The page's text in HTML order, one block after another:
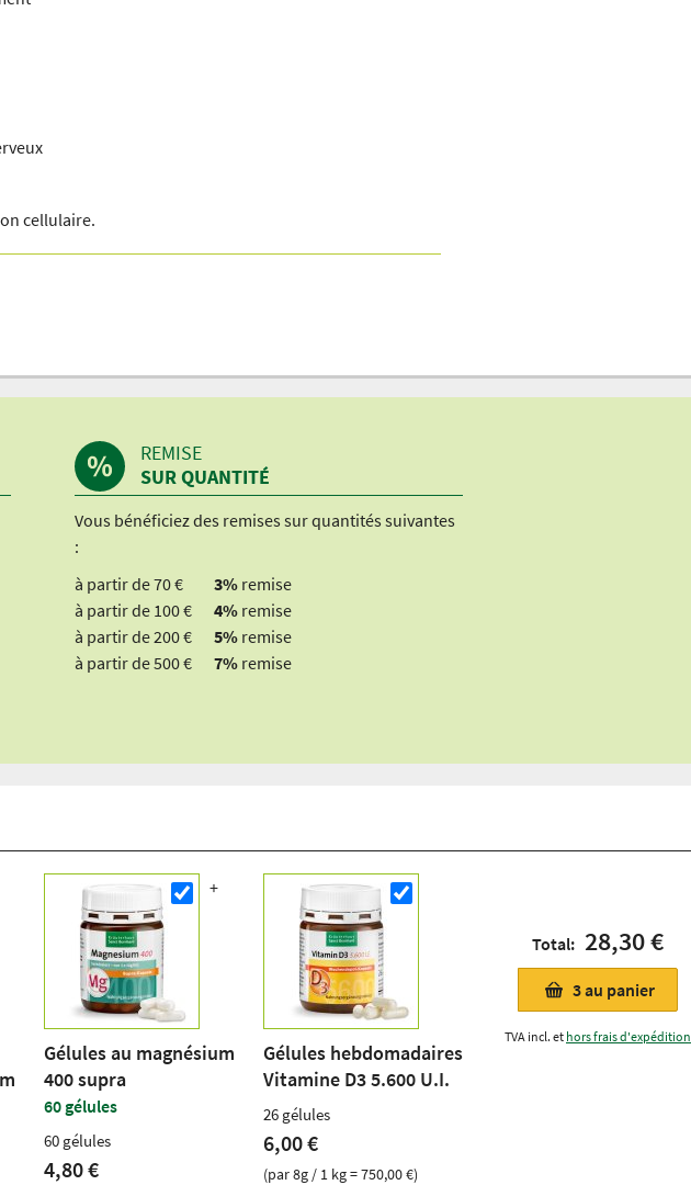
cellulaire.
Verwendung durch Youtubefinden Sie hier.
Gélules au magnésium
400 supra
60 gélules
60 gélules
4,80 €
Gélules hebdomadaires
Vitamine D3 5.600 U.I.
26 gélules
6,00 €
(par 8g / 1 kg = 750,00 €)
Total: 28,30 €
3au panier
TVA incl. et hors frais d'expédition
REMISE
SUR QUANTITÉ
Vous bénéficiez des remises sur quantités suivantes
:
à partir de 70 €
3% remise
à partir de 100 €
4% remise
à partir de 200 €
5% remise
à partir de 500 €
7% remise